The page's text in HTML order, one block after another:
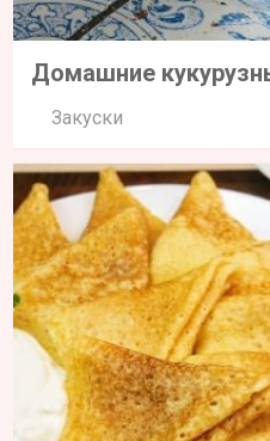
Домашние
Закуски